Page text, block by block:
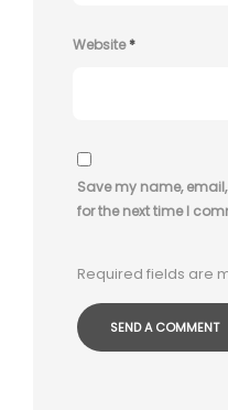
Website*
Save my name,
for the next time I
Required fields are